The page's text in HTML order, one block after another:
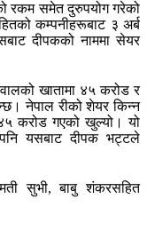
रकम समेत दुरुपयोग गरेको
कम्पनीहरूबाट ३ अर्ब
दीपकको नाममा सेयर
खातामा ४५ करोड र
नेपाल रीको शेयर किन्न
करोड गएको खुल्यो। यो
यसबाट दीपक भट्टले
सुभी, बाबु शंकरसहित